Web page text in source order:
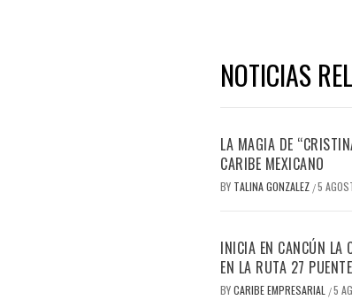
NOTICIAS
LA MAGIA DE
CARIBE MEXICANO
BY TALINA GONZALEZ /5
INICIA EN CANCÚN LA
EN LA RUTA 27
BYCARIBE EMPRESARIAL /5